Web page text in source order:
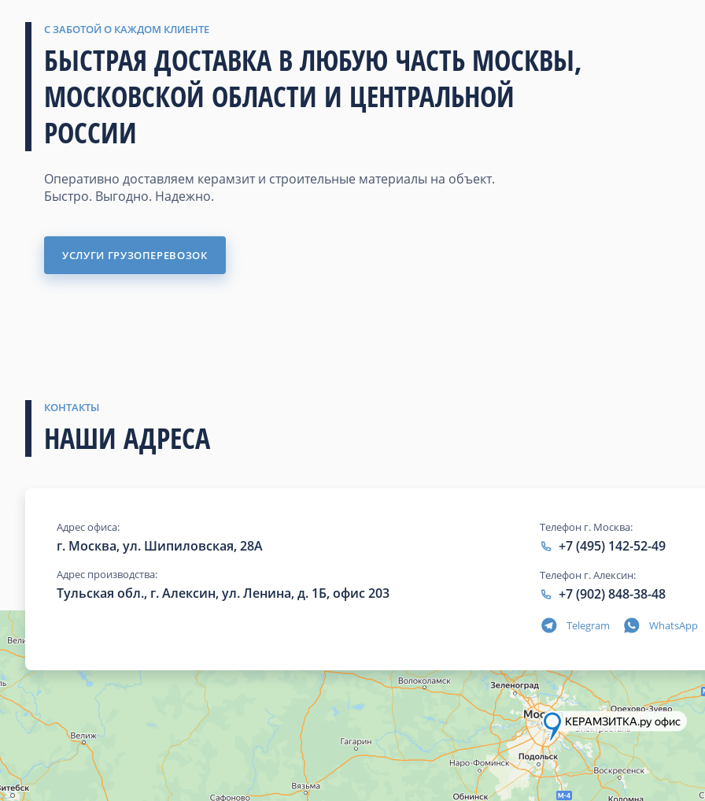
С ЗАБОТОЙ О КАЖДОМ КЛИЕНТЕ
БЫСТРАЯ ДОСТАВКА В ЛЮБУЮ ЧАСТЬ МОСКВЫ,
МОСКОВСКОЙ ОБЛАСТИ И ЦЕНТРАЛЬНОЙ
РОССИИ
Оперативно доставляем керамзит и строительные материалы на объект.
Быстро. Выгодно. Надежно.
УСЛУГИ ГРУЗОПЕРЕВОЗОК
КОНТАКТЫ
НАШИ АДРЕСА
Адрес офиса:
г. Москва, ул. Шипиловская, 28А
Адрес производства:
Тульская обл., г. Алексин, ул. Ленина, д. 1Б, офис 203
Телефон г. Москва:
+7 (495) 142-52-49
Телефон г. Алексин:
+7 (902) 848-38-48
Telegram WhatsApp